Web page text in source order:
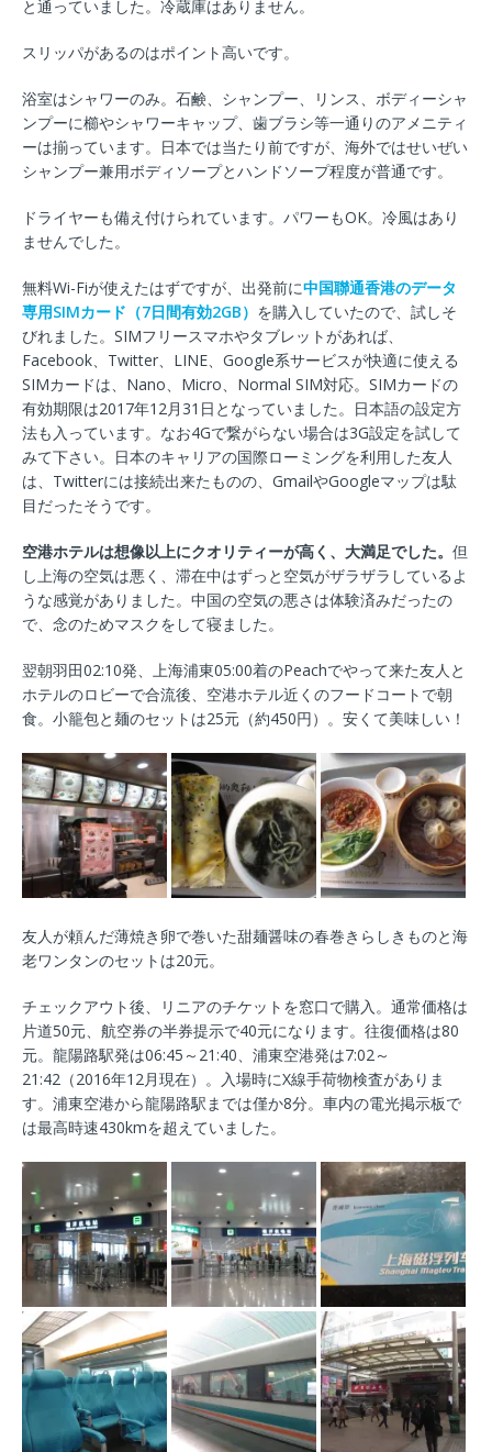
と通っていました。冷蔵庫はありません。
スリッパがあるのはポイント高いです。
浴室はシャワーのみ。石鹸、シャンプー、リンス、ボディーシャ
ンプーに櫛やシャワーキャップ、歯ブラシ等一通りのアメニティ
ーは揃っています。日本では当たり前ですが、海外ではせいぜい
シャンプー兼用ボディソープとハンドソープ程度が普通です。
ドライヤーも備え付けられています。パワーもOK。冷風はあり
ませんでした。
無料Wi-Fiが使えたはずですが、出発前に中国聯通香港のデータ
専用SIMカード（7日間有効2GB） を購入していたので、試しそ
びれました。SIMフリースマホやタブレットがあれば、
Facebook、Twitter、LINE、Google系サービスが快適に使える
SIMカードは、Nano、Micro、Normal SIM対応。SIMカードの
有効期限は2017年12月31日となっていました。日本語の設定方
法も入っています。なお4Gで繋がらない場合は3G設定を試して
みて下さい。日本のキャリアの国際ローミングを利用した友人
は、Twitterには接続出来たものの、GmailやGoogleマップは駄
目だったそうです。
空港ホテルは想像以上にクオリティーが高く、大満足でした。 但
し上海の空気は悪く、滞在中はずっと空気がザラザラしているよ
うな感覚がありました。中国の空気の悪さは体験済みだったの
で、念のためマスクをして寝ました。
翌朝羽田02:10発、上海浦東05:00着のPeachでやって来た友人と
ホテルのロビーで合流後、空港ホテル近くのフードコートで朝
食。小籠包と麺のセットは25元（約450円）。安くて美味しい！
友人が頼んだ薄焼き卵で巻いた甜麺醤味の春巻きらしきものと海
老ワンタンのセットは20元。
チェックアウト後、リニアのチケットを窓口で購入。通常価格は
片道50元、航空券の半券提示で40元になります。往復価格は80
元。龍陽路駅発は06:45～21:40、浦東空港発は7:02～
21:42（2016年12月現在）。入場時にX線手荷物検査がありま
す。浦東空港から龍陽路駅までは僅か8分。車内の電光掲示板で
は最高時速430kmを超えていました。